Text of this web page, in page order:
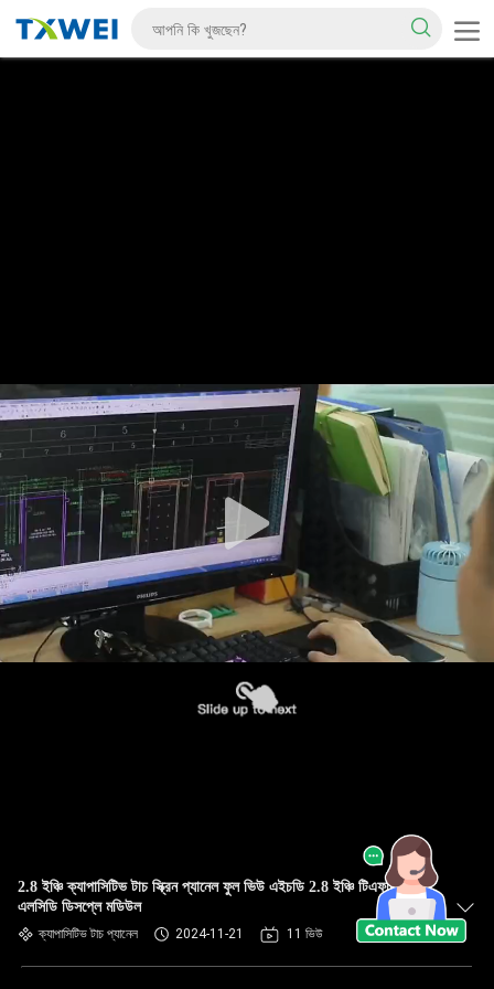
2.8 ইঞ্চি ক্যাপাসিটিভ টাচ স্ক্রিন প্যানেল ফুল ভিউ এইচডি 2.8 ইঞ্চি টিএফটি
এলসিডি ডিসপ্লে মডিউল
ক্যাপাসিটিভ টাচ প্যানেল 2024-11-21 11 ভিউ